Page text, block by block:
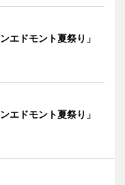
エドモント夏祭り」
エドモント夏祭り」